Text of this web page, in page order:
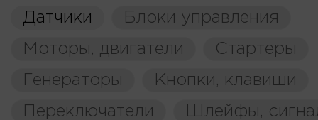
Датчики
Блоки управления
Моторы, двигатели
Стартеры
Генераторы
Кнопки, клавиши
Переключатели
Шлейфы,